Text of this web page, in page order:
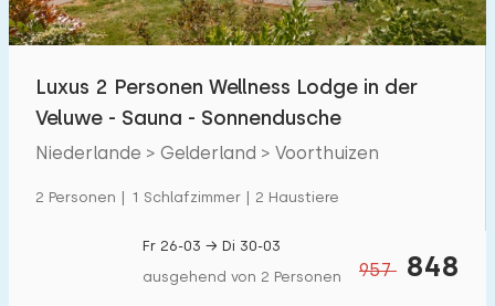
Luxus 2 Personen Wellness Lodge in der
Veluwe - Sauna - Sonnendusche
Niederlande > Gelderland > Voorthuizen
2 Personen | 1 Schlafzimmer | 2 Haustiere
957 848
Fr 26-03 → Di 30-03
ausgehend von 2 Personen